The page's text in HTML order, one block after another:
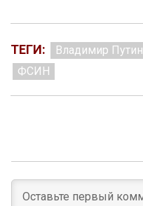
ТЕГИ: Владимир Путин
ФСИН